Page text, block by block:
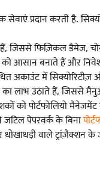
प्रदान करती है.
हैं, जिससे फिज़िकल डैमेज,
आसान बनाते हैं और
अकाउंट में सिक्योरिटीज़
लाभ उठाते हैं, जिससे
को पोर्टफोलियो
पेपरवर्क के बिना
वाले ट्रांज़ैक्शन के